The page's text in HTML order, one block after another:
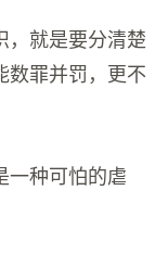
，就是要分清楚
数罪并罚，更不
一种可怕的虐